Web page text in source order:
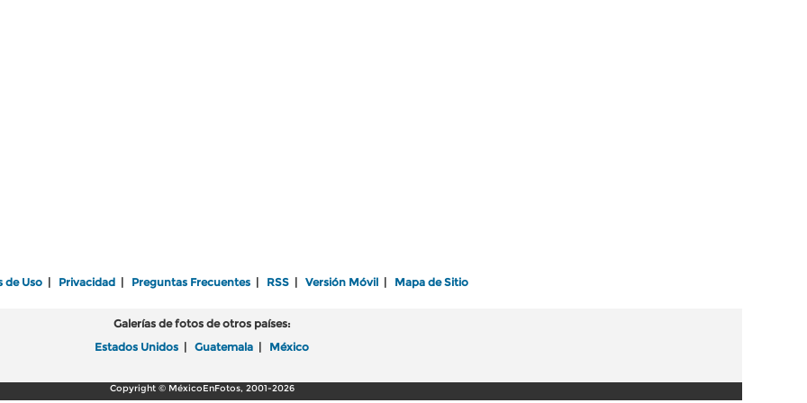
de Uso Privacidad Preguntas Frecuentes RSS Versión Móvil Mapa de Sitio
Galerías de fotos de otros países:
Estados Unidos
Guatemala México
Copyright © MéxicoEnFotos, 2001-2026